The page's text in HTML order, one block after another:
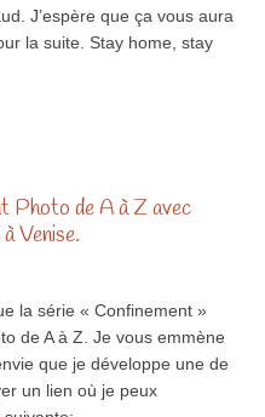
J’espère que ça vous aura
la suite. Stay home, stay
Photo de A à Z avec
Venise.
la série « Confinement »
de A à Z. Je vous emmène
que je développe une de
un lien où je peux